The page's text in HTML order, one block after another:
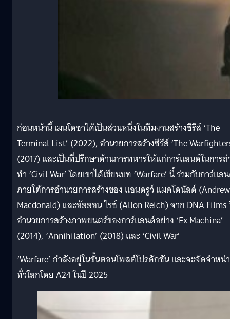
ก่อนหน้านี้ เมนโดซาได้เป็นส่วนหนึ่งในทีมงานสร้างซีรีส์ ‘The
Terminal List’ (2022), อำนวยการสร้างซีรีส์ ‘The
(2017) และเป็นที่ปรึกษาด้านการทหารให้แก่การ์แลนด์ในการ
ทำ ‘Civil War’ โดยเขาได้เขียนบท ‘Warfare’ นี้ ร่วมกับการ์แล
ภายใต้การอำนวยการสร้างของ แอนดรูว์ แมคโดนัลด์ (Andrew
Macdonald) และอัลลอน ไรซ์ (Allon Reich) จาก DNA
อำนวยการสร้างภาพยนตร์ของการ์แลนด์อย่าง ‘Ex Machina’
(2014), ‘Annihilation’ (2018) และ ‘Civil War’
‘Warfare’ กำลังอยู่ในขั้นตอนโพสต์โปรดักชัน และจะจัดจำหน่
ทั่วโลกโดย A24 ในปี 2025